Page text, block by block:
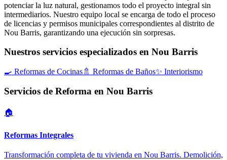
potenciar la luz natural, gestionamos todo el proyecto integral sin
intermediarios. Nuestro equipo local se encarga de todo el proceso
de licencias y permisos municipales correspondientes al distrito de
Nou Barris, garantizando una ejecución sin sorpresas.
Nuestros servicios especializados en Nou Barris
🍳 Reformas de Cocinas🚿 Reformas de Baños✨ Interiorismo
Servicios de Reforma en Nou Barris
🏠
Reformas Integrales
Transformación completa de tu vivienda en Nou Barris. Demolición,